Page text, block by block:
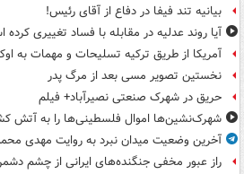
بیانیه تند فیفا در دفاع از آقای رئیس!
آیا روند عدلیه در مقابله با فساد تغییری
آمریکا از طریق ترکیه تسلیحات و مهمات به
نخستین تصویر مسی بعد از مرگ پدر
حریق در شهرک صنعتی نصیرآباد+ فیلم
شهرک‌نشین‌ها اموال فلسطینی‌ها را به آتش
آخرین وضعیت میدان نبرد به روایت مهدی
راز عبور مخفی جنگنده‌های ایرانی از چشم